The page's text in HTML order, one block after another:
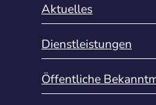
Aktuelles
Dienstleistungen
Öffentliche